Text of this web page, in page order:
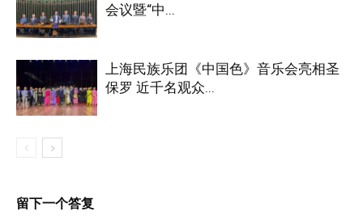
会议暨“中...
上海民族乐团《中国色》音乐会亮相圣
保罗 近千名观众...
留下一个答复